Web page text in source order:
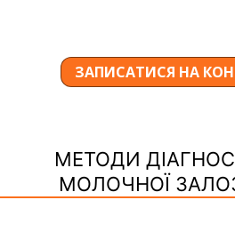
ЗАПИСАТИСЯ НА
МЕТОДИ
МОЛОЧНОЇ